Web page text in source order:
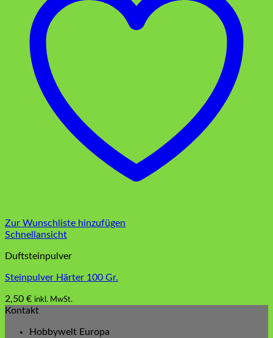
Zur Wunschliste hinzufügen
Schnellansicht
Duftsteinpulver
Steinpulver Härter 100 Gr.
2,50 € inkl. MwSt.
Kontakt
Hobbywelt Europa